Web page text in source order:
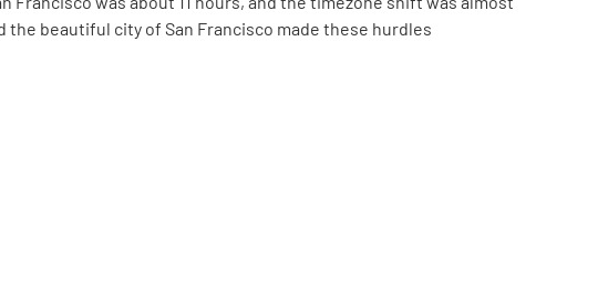
beautiful city of San Francisco made these hurdles